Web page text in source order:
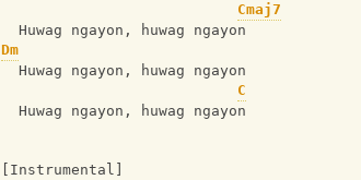
Cmaj7
  Huwag ngayon, huwag ngayon
Dm
  Huwag ngayon, huwag ngayon
C
  Huwag ngayon, huwag ngayon
[Instrumental]